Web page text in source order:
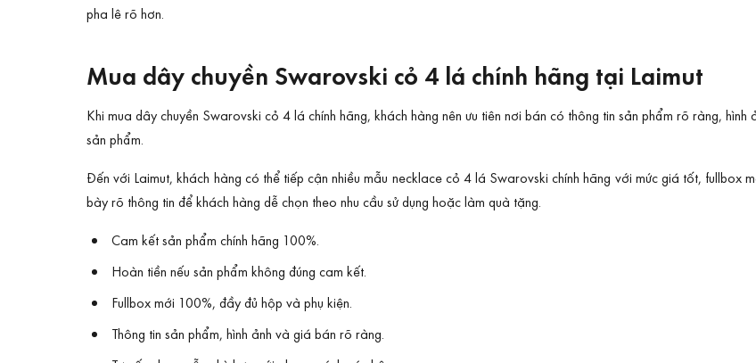
pha lê rõ hơn.
Mua dây chuyền Swarovski cỏ 4 lá chính hãng tại Laimut
Khi mua dây chuyền Swarovski cỏ 4 lá chính hãng, khách hàng nên ưu tiên nơi bán có thông tin sản phẩm rõ ràng,
sản phẩm.
Đến với Laimut, khách hàng có thể tiếp cận nhiều mẫu necklace cỏ 4 lá Swarovski chính hãng với mức giá tốt, fullbox
bày rõ thông tin để khách hàng dễ chọn theo nhu cầu sử dụng hoặc làm quà tặng.
Cam kết sản phẩm chính hãng 100%.
Hoàn tiền nếu sản phẩm không đúng cam kết.
Fullbox mới 100%, đầy đủ hộp và phụ kiện.
Thông tin sản phẩm, hình ảnh và giá bán rõ ràng.